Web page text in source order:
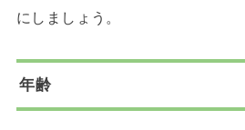
にしましょう。
年齢